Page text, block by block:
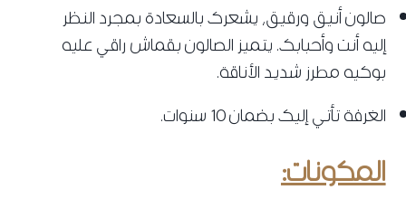
صالون أنيق ورقيق، يشعرك بالسعادة بمجرد النظر
إليه أنت وأحبابك. يتميز الصالون بقماش راقي عليه
بوكيه مطرز شديد الأناقة.
الغرفة تأتي إليك بضمان 10 سنوات.
المكونات: